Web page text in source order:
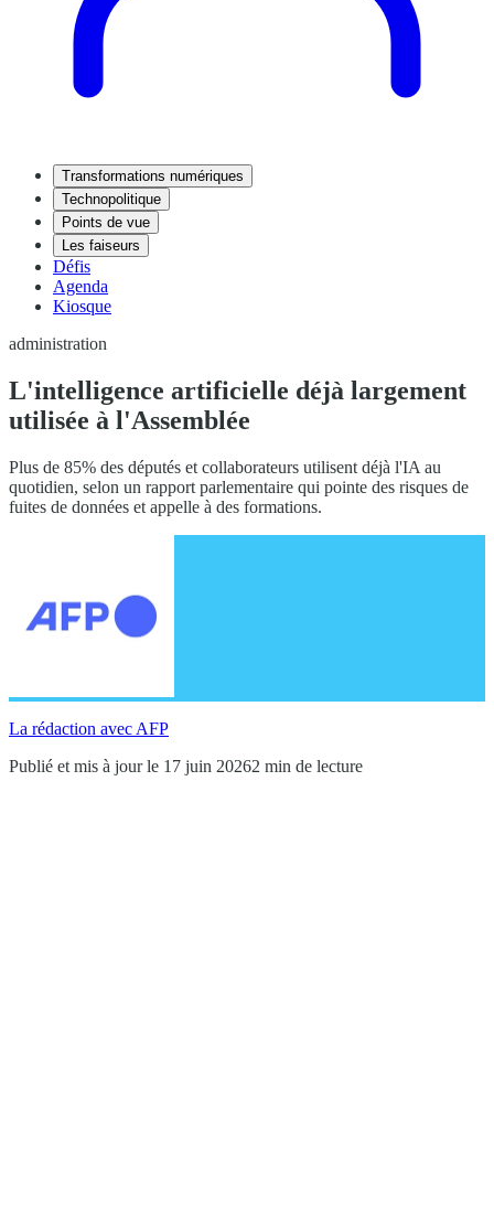
Transformations numériques
Technopolitique
Points de vue
Les faiseurs
Défis
Agenda
Kiosque
administration
L'intelligence artificielle déjà largement
utilisée à l'Assemblée
Plus de 85% des députés et collaborateurs utilisent déjà l'IA au
quotidien, selon un rapport parlementaire qui pointe des risques de
fuites de données et appelle à des formations.
La rédaction avec AFP
Publié et mis à jour le 17 juin 20262 min de lecture